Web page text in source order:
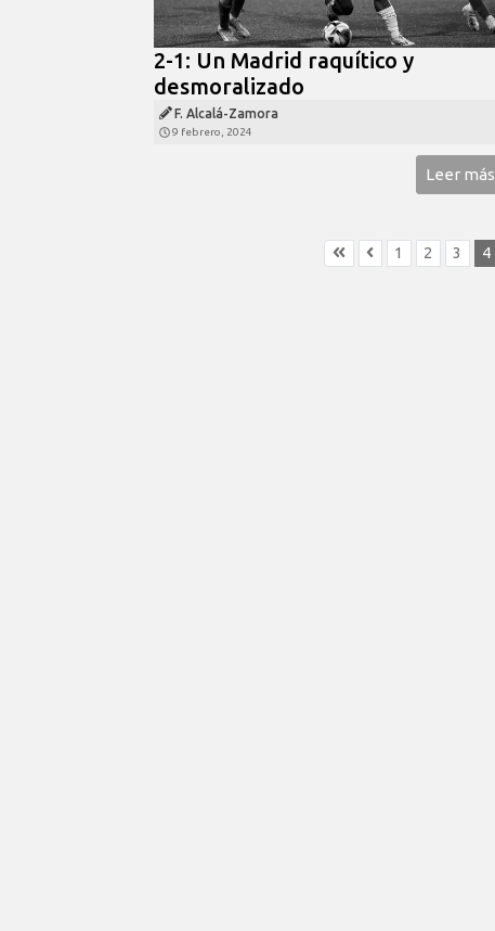
2-1: Un Madrid raquítico y
desmoralizado
F. Alcalá-Zamora
9 febrero, 2024
Leer más
1 2 3 4